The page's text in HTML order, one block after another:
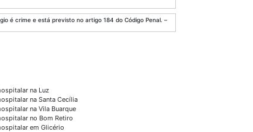
é crime e está previsto no artigo 184 do Código Penal. –
na Luz
na Santa Cecília
na Vila Buarque
no Bom Retiro
em Glicério